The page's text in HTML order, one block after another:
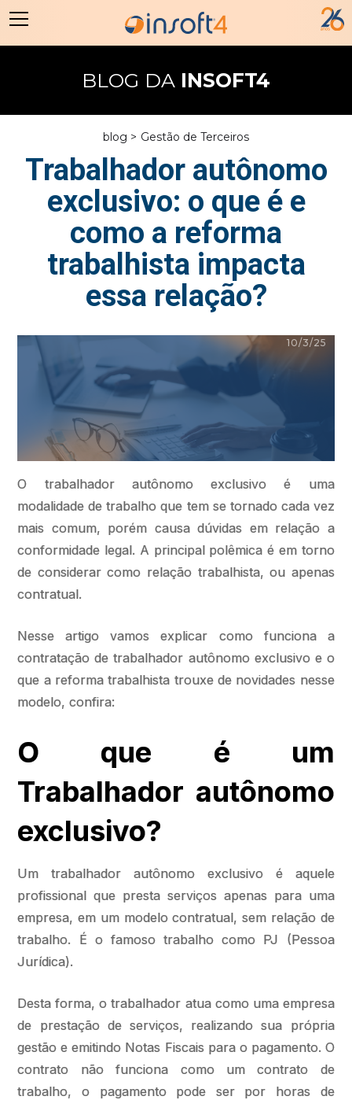
BLOG DAINSOFT4
blog > Gestão de Terceiros
Trabalhador autônomo
exclusivo: o que é e
como a reforma
trabalhista impacta
essa relação?
10/3/25
O trabalhador autônomo exclusivo é uma
modalidade de trabalho que tem se tornado cada vez
mais comum, porém causa dúvidas em relação a
conformidade legal. A principal polêmica é em torno
de considerar como relação trabalhista, ou apenas
contratual.
Nesse artigo vamos explicar como funciona a
contratação de trabalhador autônomo exclusivo e o
que a reforma trabalhista trouxe de novidades nesse
modelo, confira:
O que é um
Trabalhador autônomo
exclusivo?
Um trabalhador autônomo exclusivo é aquele
profissional que presta serviços apenas para uma
empresa, em um modelo contratual, sem relação de
trabalho. É o famoso trabalho como PJ (Pessoa
Jurídica).
Desta forma, o trabalhador atua como uma empresa
de prestação de serviços, realizando sua própria
gestão e emitindo Notas Fiscais para o pagamento. O
contrato não funciona como um contrato de
trabalho, o pagamento pode ser por horas de